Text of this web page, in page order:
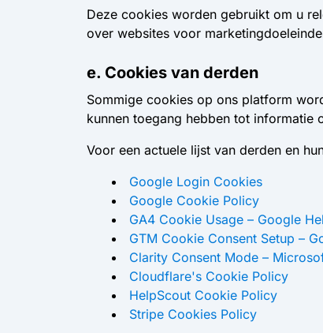
Deze cookies worden gebruikt om u
over websites voor
e. Cookies van derden
Sommige cookies op ons platform
kunnen toegang hebben tot
Voor een actuele lijst van derden en
Google Login Cookies
Google Cookie Policy
GA4 Cookie Usage – Google
GTM Cookie Consent Setup –
Clarity Consent Mode –
Cloudflare's Cookie Policy
HelpScout Cookie Policy
Stripe Cookies Policy